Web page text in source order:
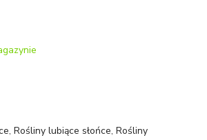
, Rośliny lubiące słońce, Rośliny